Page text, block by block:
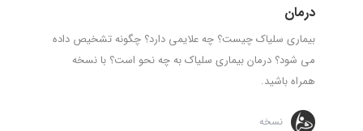
درمان
بیماری سلیاک چیست؟ چه علایمی دارد؟ چگونه تشخیص داده
می شود؟ درمان بیماری سلیاک به چه نحو است؟ با نسخه
همراه باشید.
نسخه